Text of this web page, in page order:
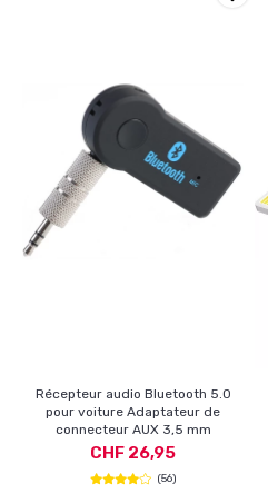
Récepteur audio Bluetooth 5.0
pour voiture Adaptateur de
connecteur AUX 3,5 mm
CHF 26,95
(56)